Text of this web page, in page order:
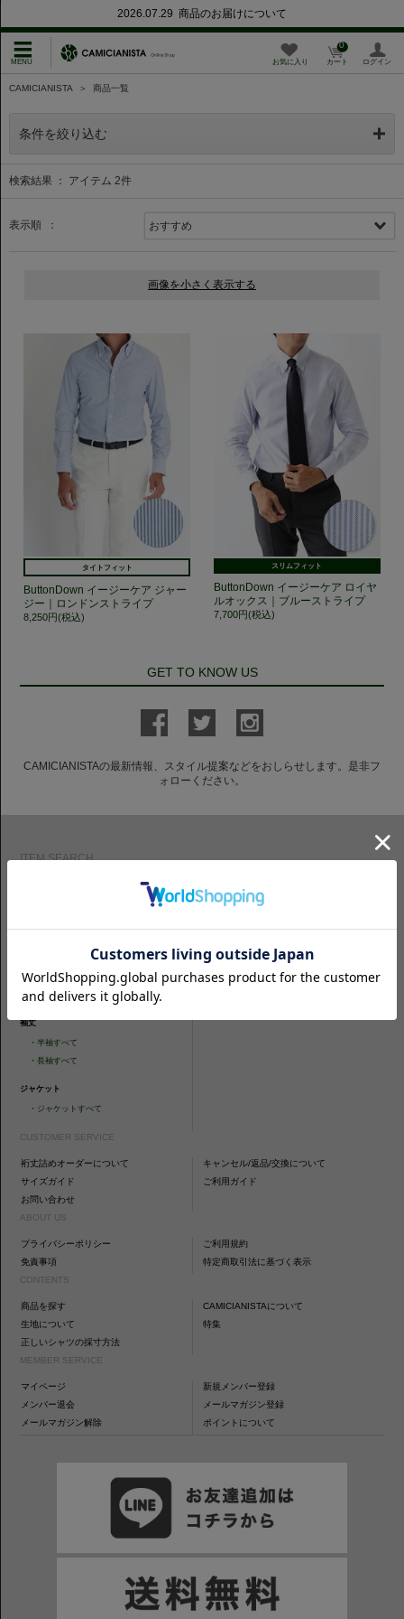
2026.07.29 商品のお届けについて
お気に入り カート
0
ログイン
CAMICIANISTA ＞ 商品一覧
条件を絞り込む
検索結果 ： アイテム 2件
表示順 ：
タイトフィット
ButtonDown イージーケア ジャー
ジー｜ロンドンストライプ
8,250円(税込)
スリムフィット
ButtonDown イージーケア ロイヤ
ルオックス｜ブルーストライプ
7,700円(税込)
GET TO KNOW US
CAMICIANISTAの最新情報、スタイル提案などをおしらせします。是非フ
ォローください。
ITEM SEARCH
カジュアルフィット
・ショートスリーブ
・シャツすべて
袖丈
・半袖すべて
・長袖すべて
ジャケット
・ ジャケットすべて
・タイトフィット
ネクタイ
ネクタイすべて
CUSTOMER SERVICE
裄丈詰めオーダーについて
キャンセル/返品/交換について
サイズガイド
ご利用ガイド
お問い合わせ
ABOUT US
プライバシーポリシー
ご利用規約
免責事項
特定商取引法に基づく表示
CONTENTS
商品を探す
CAMICIANISTAについて
生地について
特集
正しいシャツの採寸方法
MEMBER SERVICE
マイページ
新規メンバー登録
メンバー退会
メールマガジン登録
メールマガジン解除
ポイントについて